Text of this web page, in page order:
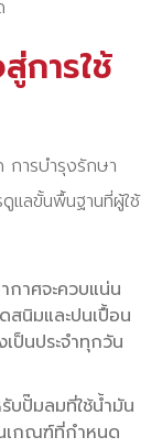
การใช้
การบำรุงรักษา
แลขั้นพื้นฐานที่ผู้ใช้
กาศจะควบแน่น
สนิมและปนเปื้อน
ป็นประจำทุกวัน
บปั๊มลมที่ใช้น้ำมัน
เกณฑ์ที่กำหนด